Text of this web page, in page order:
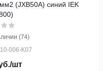
(JXB50А) синий IEK
(74)
006-K07
/шт